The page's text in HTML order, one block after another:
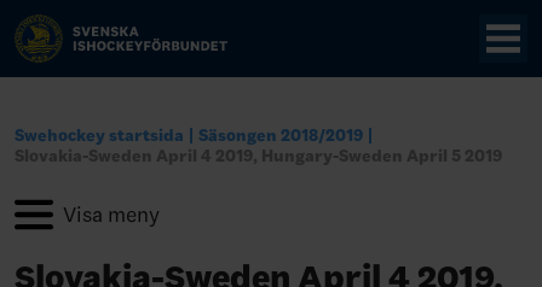
Swehockey startsida
Säsongen 2018/2019
Slovakia-Sweden April 4 2019, Hungary-Sweden April 5 2019
Slovakia-Sweden April 4 2019,